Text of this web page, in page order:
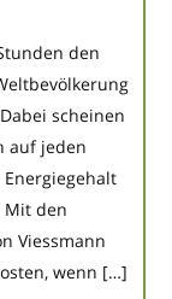
den
scheinen
auf jeden
Mit den
Viessmann
wenn […]